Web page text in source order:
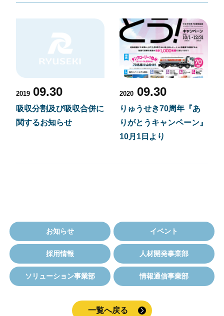
2019 09.30
吸収分割及び吸収合併に
関するお知らせ
2020 09.30
りゅうせき70周年『あ
りがとうキャンペーン』
10月1日より
お知らせ イベント
採用情報 人材開発事業部
ソリューション事業部 情報通信事業部
一覧へ戻る